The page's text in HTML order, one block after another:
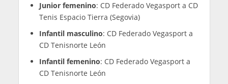
Junior femenino: CD Federado Vegasport a CD
Tenis Espacio Tierra (Segovia)
Infantil masculino: CD Federado Vegasport a
CD Tenisnorte León
Infantil femenino: CD Federado Vegasport a
CD Tenisnorte León